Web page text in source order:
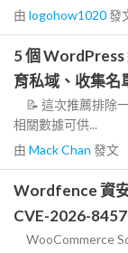
由 logohow1020發
5 個 WordPress
育私域、收集名
📝 這次推薦排除
相關數據可供...
由 Mack Chan 發文
Wordfence 資
CVE-2026-8457
WooCommerce